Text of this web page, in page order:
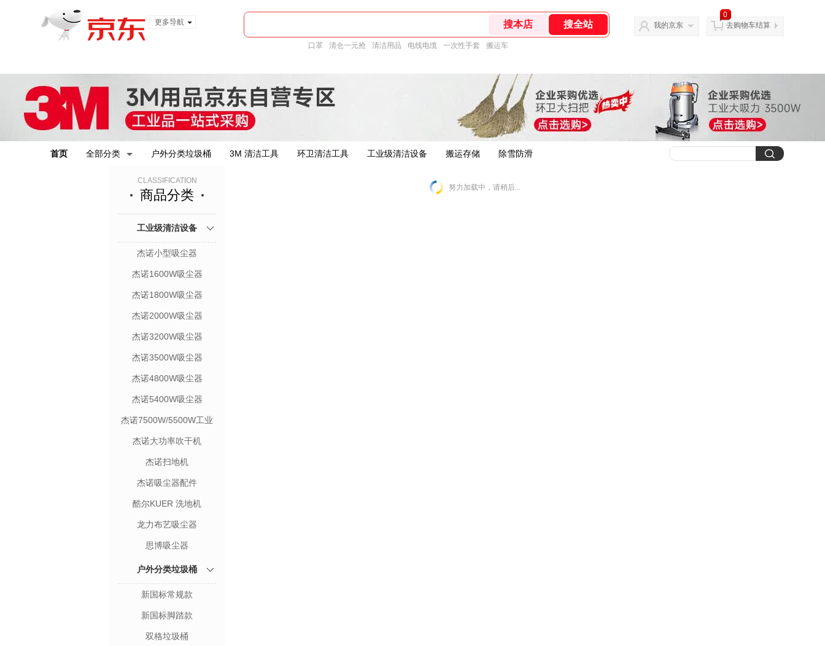
更多导航
口罩 清仓一元抢 清洁用品 电线电缆 一次性手套 搬运车
我的京东
0
去购物车结算
首页 全部分类 户外分类垃圾桶 3M 清洁工具 环卫清洁工具 工业级清洁设备 搬运存储 除雪防滑
CLASSIFICATION
商品分类
工业级清洁设备
杰诺小型吸尘器
杰诺1600W吸尘器
杰诺1800W吸尘器
杰诺2000W吸尘器
杰诺3200W吸尘器
杰诺3500W吸尘器
杰诺4800W吸尘器
杰诺5400W吸尘器
杰诺7500W/5500W工业
吸尘机
杰诺大功率吹干机
杰诺扫地机
杰诺吸尘器配件
酷尔KUER 洗地机
龙力布艺吸尘器
思博吸尘器
户外分类垃圾桶
新国标常规款
新国标脚踏款
双格垃圾桶
努力加载中，请稍后...